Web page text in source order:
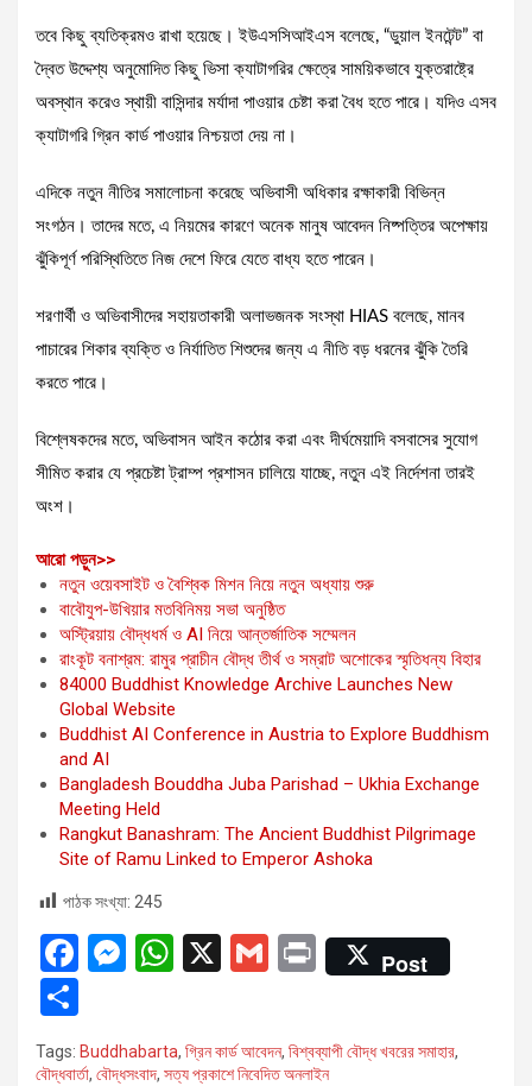
তবে কিছু ব্যতিক্রমও রাখা হয়েছে। ইউএসসিআইএস বলেছে, “ডুয়াল ইনটেন্ট” বা
দ্বৈত উদ্দেশ্য অনুমোদিত কিছু ভিসা ক্যাটাগরির ক্ষেত্রে সাময়িকভাবে যুক্তরাষ্ট্রে
অবস্থান করেও স্থায়ী বাসিন্দার মর্যাদা পাওয়ার চেষ্টা করা বৈধ হতে পারে। যদিও এসব
ক্যাটাগরি গ্রিন কার্ড পাওয়ার নিশ্চয়তা দেয় না।
এদিকে নতুন নীতির সমালোচনা করেছে অভিবাসী অধিকার রক্ষাকারী বিভিন্ন
সংগঠন। তাদের মতে, এ নিয়মের কারণে অনেক মানুষ আবেদন নিষ্পত্তির অপেক্ষায়
ঝুঁকিপূর্ণ পরিস্থিতিতে নিজ দেশে ফিরে যেতে বাধ্য হতে পারেন।
শরণার্থী ও অভিবাসীদের সহায়তাকারী অলাভজনক সংস্থা HIAS বলেছে, মানব
পাচারের শিকার ব্যক্তি ও নির্যাতিত শিশুদের জন্য এ নীতি বড় ধরনের ঝুঁকি তৈরি
করতে পারে।
বিশ্লেষকদের মতে, অভিবাসন আইন কঠোর করা এবং দীর্ঘমেয়াদি বসবাসের সুযোগ
সীমিত করার যে প্রচেষ্টা ট্রাম্প প্রশাসন চালিয়ে যাচ্ছে, নতুন এই নির্দেশনা তারই
অংশ।
আরো পড়ুন>>:
গ্রিন
কার্ড
আবেদন:
অস্থায়ী
ভিসাধারীদের
নিজ
দেশে
নির্দেশ
ট্রাম্প
প্রশাসনের
নতুন ওয়েবসাইট ও বৈশ্বিক মিশন নিয়ে নতুন অধ্যায় শুরু
বাবৌযুপ-উখিয়ার মতবিনিময় সভা অনুষ্ঠিত
অস্ট্রিয়ায় বৌদ্ধধর্ম ও AI নিয়ে আন্তর্জাতিক সম্মেলন
রাংকূট বনাশ্রম: রামুর প্রাচীন বৌদ্ধ তীর্থ ও সম্রাট অশোকের স্মৃতিধন্য বিহার
84000 Buddhist Knowledge Archive Launches New
Global Website
Buddhist AI Conference in Austria to Explore Buddhism
and AI
Bangladesh Bouddha Juba Parishad – Ukhia Exchange
Meeting Held
Rangkut Banashram: The Ancient Buddhist Pilgrimage
Site of Ramu Linked to Emperor Ashoka
পাঠক সংখ্যা: 245
F
b
M
n
W
s
X
G
Pr
in
Post
h
ar
Tags: Buddhabarta, গ্রিন কার্ড আবেদন, বিশ্বব্যাপী বৌদ্ধ খবরের সমাহার,
বৌদ্ধবার্তা, বৌদ্ধসংবাদ, সত্য প্রকাশে নিবেদিত অনলাইন